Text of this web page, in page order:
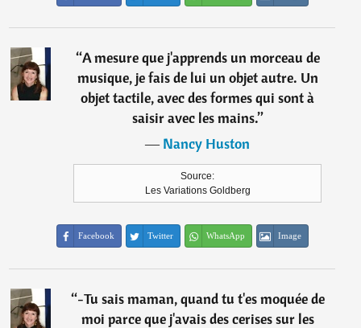
“A mesure que j'apprends un morceau de
musique, je fais de lui un objet autre. Un
objet tactile, avec des formes qui sont à
saisir avec les mains.”
―Nancy Huston
Source:
Les Variations Goldberg
Facebook Twitter WhatsApp Image
“-Tu sais maman, quand tu t'es moquée de
moi parce que j'avais des cerises sur les